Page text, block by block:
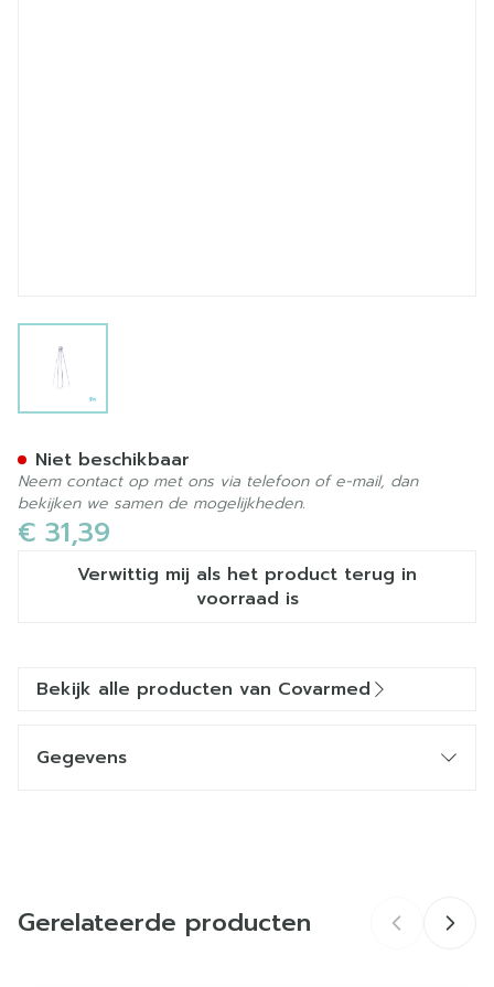
€ 31,39
Verwittig mij als het product terug in
voorraad is
Niet beschikbaar
Neem contact op met ons via telefoon of e-mail, dan
bekijken we samen de mogelijkheden.
Bekijk alle producten van Covarmed
Gegevens
Merken Covarmed
Gerelateerde producten